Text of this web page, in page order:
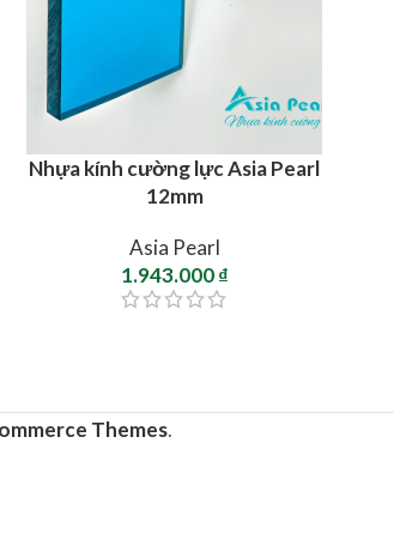
Nhựa kính cường lực Asia Pearl
12mm
Asia Pearl
1.943.000₫
Themes.